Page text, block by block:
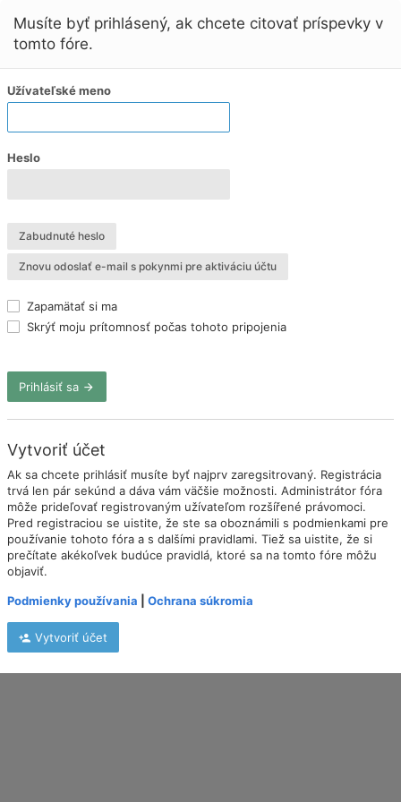
Musíte byť prihlásený, ak chcete citovať príspevky v
tomto fóre.
Užívateľské meno
Heslo
Zabudnuté heslo
Znovu odoslať e-mail s pokynmi pre aktiváciu účtu
Zapamätať si ma
Skrýť moju prítomnosť počas tohoto pripojenia
Prihlásiť sa
Vytvoriť účet
Ak sa chcete prihlásiť musíte byť najprv zaregsitrovaný. Registrácia
trvá len pár sekúnd a dáva vám väčšie možnosti. Administrátor fóra
môže prideľovať registrovaným užívateľom rozšířené právomoci.
Pred registraciou se uistite, že ste sa oboznámili s podmienkami pre
používanie tohoto fóra a s dalšími pravidlami. Tiež sa uistite, že si
prečítate akékoľvek budúce pravidlá, ktoré sa na tomto fóre môžu
objaviť.
Podmienky používania Ochrana súkromia
Vytvoriť účet